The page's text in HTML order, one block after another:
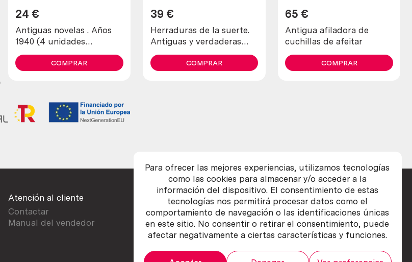
Para ofrecer las mejores experiencias, utilizamos tecnologías
como las cookies para almacenar y/o acceder a la
información del dispositivo. El consentimiento de estas
tecnologías nos permitirá procesar datos como el
comportamiento de navegación o las identificaciones únicas
en este sitio. No consentir o retirar el consentimiento, puede
afectar negativamente a ciertas características y funciones.
Antiguas novelas . Años
1940 (4 unidades
diferentes)
24 €
COMPRAR
Herraduras de la suerte.
Antiguas y verdaderas
(lote de 4 unidades)
39 €
COMPRAR
Antigua afiladora de
cuchillas de afeitar
65 €
COMPRAR
Atención al cliente
Contactar
Manual del vendedor